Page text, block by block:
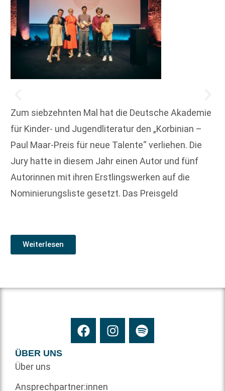
Zum siebzehnten Mal hat die Deutsche Akademie
für Kinder- und Jugendliteratur den „Korbinian –
Paul Maar-Preis für neue Talente“ verliehen. Die
Jury hatte in diesem Jahr einen Autor und fünf
Autorinnen mit ihren Erstlingswerken auf die
Nominierungsliste gesetzt. Das Preisgeld
Weiterlesen
ÜBER UNS
Über uns
Ansprechpartner:innen